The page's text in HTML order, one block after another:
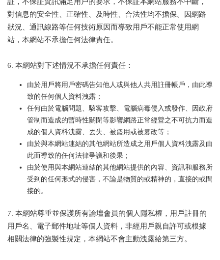
對信息的安全性、正確性、及時性、合法性均不擔保。因網路
狀況、通訊線路等任何技術原因而導致用戶不能正常使用網
站，本網站不承擔任何法律責任。
6. 本網站對下述情況不承擔任何責任：
由於用戶將用戶密碼告知他人或與他人共用註冊帳戶，由此導
致的任何個人資料洩露；
任何由於電腦問題、駭客攻擊、電腦病毒侵入或發作、因政府
管制而造成的暫時性關閉等影響網路正常經營之不可抗力而造
成的個人資料洩露、丟失、被盜用或被篡改等；
由於與本網站連結的其他網站所造成之用戶個人資料洩露及由
此而導致的任何法律爭議和後果；
由於使用與本網站連結的其他網站提供的內容、資訊和服務所
受到的任何形式的侵害，不論是物質的或精神的，直接的或間
接的。
7. 本網站尊重並保護所有論壇會員的個人隱私權，用戶註冊的
用戶名、電子郵件地址等個人資料，非經用戶親自許可或根據
相關法律的強製性規定，本網站不會主動洩露給第三方。